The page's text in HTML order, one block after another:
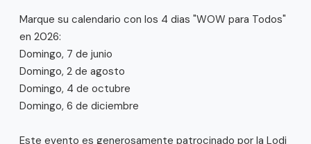
Marque su calendario con los 4 dias "WOW para Todos"
en 2026:
Domingo, 7 de junio
Domingo, 2 de agosto
Domingo, 4 de octubre
Domingo, 6 de diciembre
Este evento es generosamente patrocinado por la Lodi